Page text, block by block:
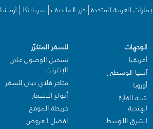
العربية المتحدة جزر المالديف سريلانكا أرمينيا
الوجهات
أفريقيا
آسيا الوسطى
أوروبا
شبه القارة
الهندية
الشرق الأوسط
للسفر المتكرّر
تسجيل الوصول على
الإنترنت
متاجر فلاي دبي للسفر
أنواع الأسعار
خريطة الموقع
افضل العروض